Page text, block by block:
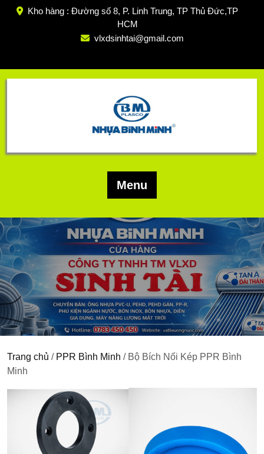
Skip
Kho hàng : Đường số 8, P. Linh Trung, TP Thủ Đức,TP
HCM
vlxdsinhtai@gmail.com
Menu
Trang chủ / PPR Bình Minh / Bộ Bích Nối Kép PPR Bình
Minh